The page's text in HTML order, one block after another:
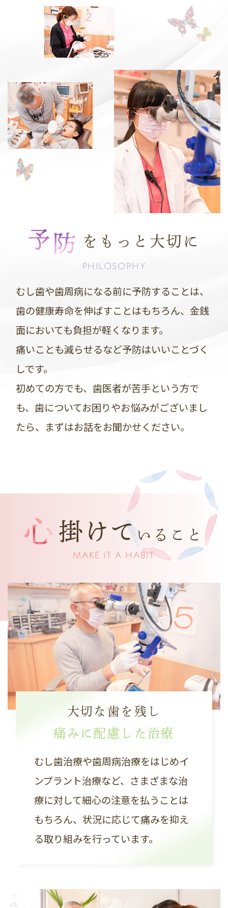
Instagramでお知らせします。
Instagramはこちら
是非フォローしてくだ
ホームページをリニューアルしました。 今
後ともよろしくお願いいたします。
をもっと大切に
PHILOSOPHY
むし歯や歯周病になる前に予防することは、
歯の健康寿命を伸ばすことはもちろん、金銭
面においても負担が軽くなります。
痛いことも減らせるなど予防はいいことづく
しです。
初めての方でも、歯医者が苦手という方で
も、 歯についてお困りやお悩みがございまし
たら、まずはお話をお聞かせください。
掛けて いること
MAKE IT A HABIT
大切な歯を残し
痛みに配慮した治療
むし歯治療や歯周病治療をはじめイ
ンプラント治療など、さまざまな治
療に対して細心の注意を払うことは
もちろん、状況に応じて痛みを抑え
る取り組みを行っています。